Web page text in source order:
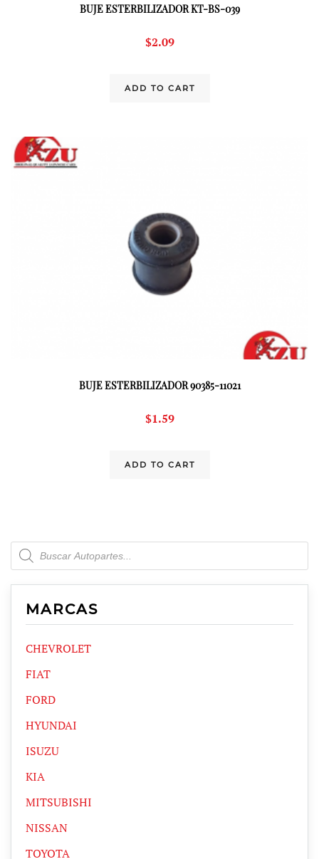
BUJE ESTERBILIZADOR KT-BS-039
$2.09
ADD TO CART
BUJE ESTERBILIZADOR 90385-11021
$1.59
ADD TO CART
Products
search
MARCAS
CHEVROLET
FIAT
FORD
HYUNDAI
ISUZU
KIA
MITSUBISHI
NISSAN
TOYOTA